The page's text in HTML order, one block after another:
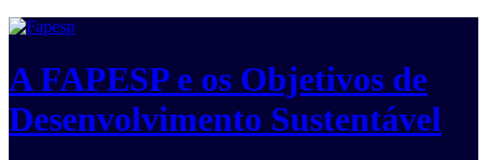
A FAPESP e os Objetivos de
Desenvolvimento Sustentável